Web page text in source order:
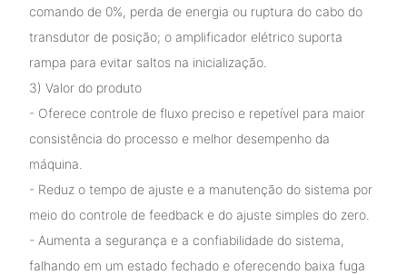
comando de 0%, perda de energia ou ruptura do cabo do
transdutor de posição; o amplificador elétrico suporta
rampa para evitar saltos na inicialização.
3) Valor do produto
- Oferece controle de fluxo preciso e repetível para maior
consistência do processo e melhor desempenho da
máquina.
- Reduz o tempo de ajuste e a manutenção do sistema por
meio do controle de feedback e do ajuste simples do zero.
- Aumenta a segurança e a confiabilidade do sistema,
falhando em um estado fechado e oferecendo baixa fuga